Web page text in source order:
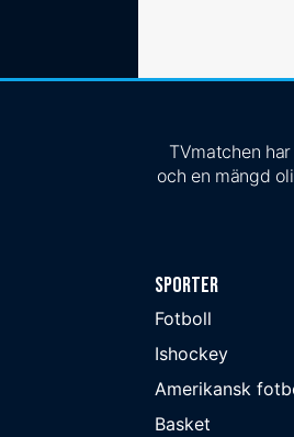
TVmatchen
och en mängd
Sporter
Fotboll
Ishockey
Amerikansk
Basket